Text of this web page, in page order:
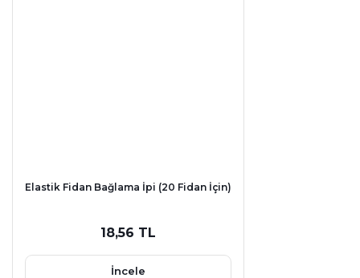
Elastik Fidan Bağlama İpi (20 Fidan İçin)
18,56 TL
İncele